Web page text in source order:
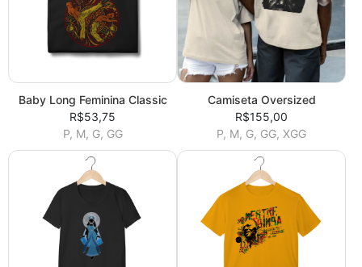
Baby Long Feminina Classic
R$53,75
P, M, G, GG
Camiseta Oversized
R$155,00
P, M, G, GG, XGG